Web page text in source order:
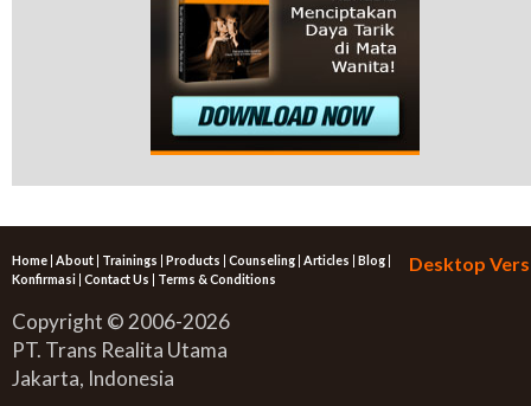
Desktop
Home | About | Trainings | Products | Counseling | Articles | Blog |
Konfirmasi | Contact Us | Terms & Conditions
Copyright © 2006-2026
PT. Trans Realita Utama
Jakarta, Indonesia